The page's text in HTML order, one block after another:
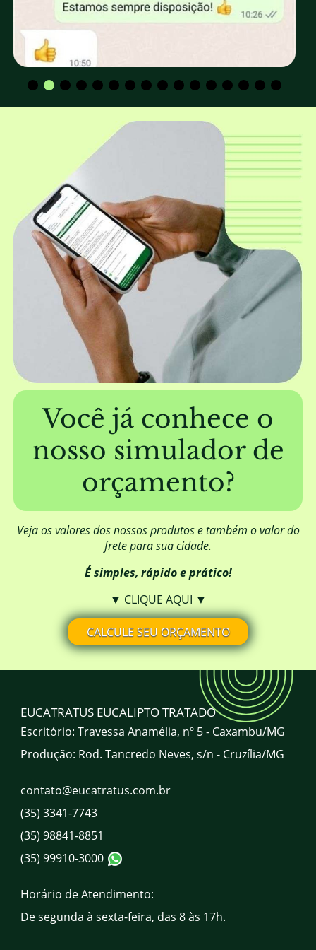
Os valores para CPF e CNPJ são os mesmos?
Qual a altura padrão dos mourões
utilizados para construção de cerca e
Qual o diâmetro mais utilizado para
construção de cerca e curral?
Além dos mourões roliços, a EUCATRATUS
também trabalha com mourões
quadrados?
A EUCATRATUS trabalha com mourões
furados?
Além de fornecer a madeira, a EUCATRATUS
também elabora projetos de construção?
Posso aplicar algum produto para
melhorar o aspecto visual da madeira?
Qual é a origem da madeira da
EUCATRATUS?
A madeira da EUCATRATUS necessita de
Onde comprar mourão de eucalipto
tratado em Minas Gerais? Qual a
A EUCATRATUS atende todo o Brasil?
Qual o horário de atendimento da
Quais são os canais de atendimento da
EUCATRATUS?
Você já conhece o
nosso simulador de
orçamento?
Veja os valores dos nossos produtos e também o valor do
frete para sua cidade.
É simples, rápido e prático!
▼ CLIQUE AQUI ▼
CALCULE SEU ORÇAMENTO
EUCATRATUS EUCALIPTO TRATADO
Escritório: Travessa Anamélia, nº 5 - Caxambu/MG
Produção: Rod. Tancredo Neves, s/n - Cruzília/MG
contato@eucatratus.com.br
(35) 3341-7743
(35) 98841-8851
(35) 99910-3000
Horário de Atendimento:
De segunda à sexta-feira, das 8 às 17h.